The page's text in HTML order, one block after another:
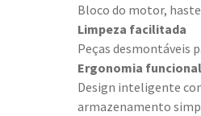
Bloco do motor,
Limpeza facilitada
Peças desmontáveis
Ergonomia funcional
Design inteligente
armazenamento